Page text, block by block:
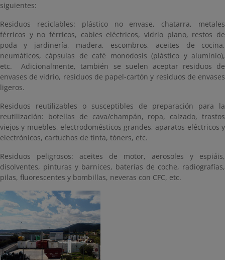
siguientes:
Residuos reciclables: plástico no envase, chatarra, metales
férricos y no férricos, cables eléctricos, vidrio plano, restos de
poda y jardinería, madera, escombros, aceites de cocina,
neumáticos, cápsulas de café monodosis (plástico y aluminio),
etc. Adicionalmente, también se suelen aceptar residuos de
envases de vidrio, residuos de papel-cartón y residuos de envases
ligeros.
Residuos reutilizables o susceptibles de preparación para la
reutilización: botellas de cava/champán, ropa, calzado, trastos
viejos y muebles, electrodomésticos grandes, aparatos eléctricos y
electrónicos, cartuchos de tinta, tóners, etc.
Residuos peligrosos: aceites de motor, aerosoles y espiáis,
disolventes, pinturas y barnices, baterías de coche, radiografías,
pilas, fluorescentes y bombillas, neveras con CFC, etc.